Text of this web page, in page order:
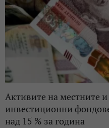
Активите на местните
инвестиционни
над 15 % за година